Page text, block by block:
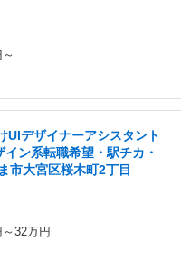
UIデザイナーアシスタント
イン系転職希望・駅チカ・
市大宮区桜木町2丁目
32万円